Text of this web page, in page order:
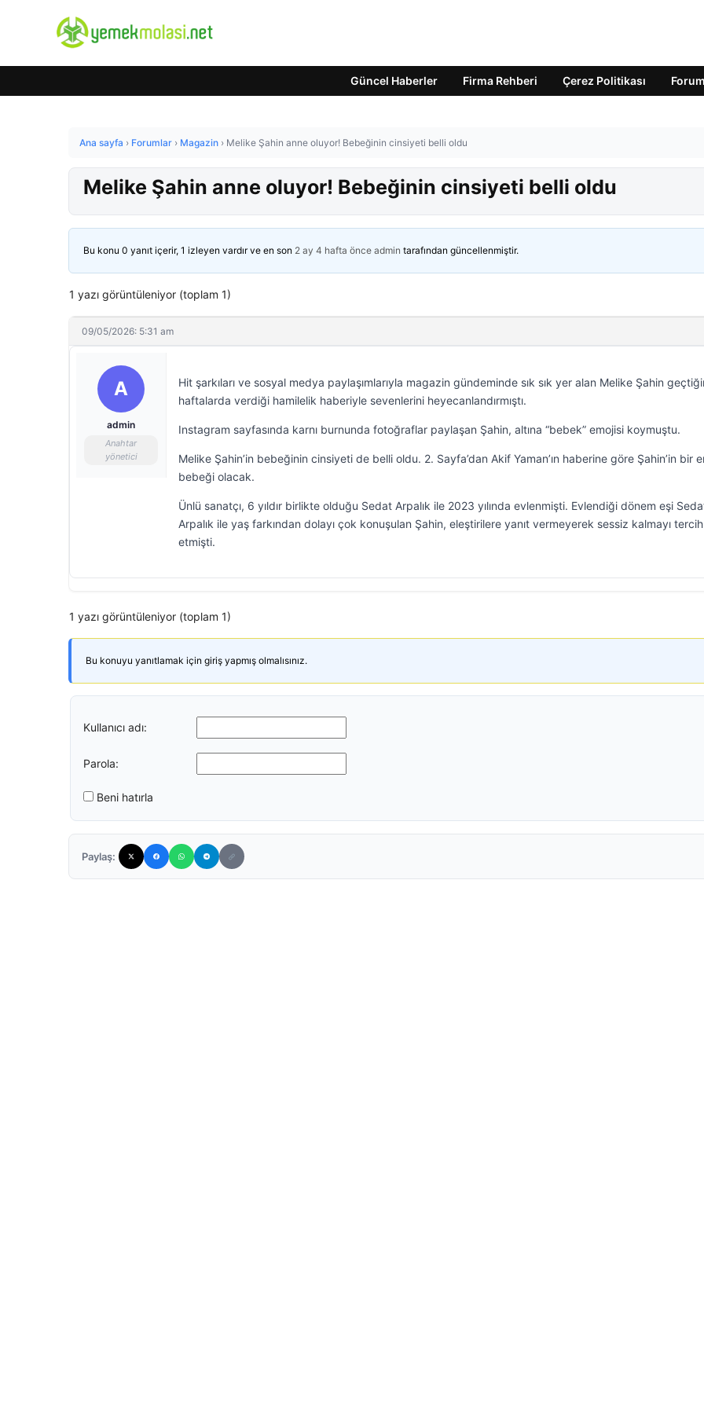
Güncel Haberler Firma Rehberi Çerez Politikası Forum
Ana sayfa › Forumlar › Magazin › Melike Şahin anne oluyor! Bebeğinin cinsiyeti belli oldu
Melike Şahin anne oluyor! Bebeğinin cinsiyeti belli oldu
Bu konu 0 yanıt içerir, 1 izleyen vardır ve en son 2 ay 4 hafta önce admin tarafından güncellenmiştir.
1 yazı görüntüleniyor (toplam 1)
09/05/2026: 5:31 am
A
admin
Anahtar
yönetici
Hit şarkıları ve sosyal medya paylaşımlarıyla magazin gündeminde sık sık yer alan Melike Şahin
haftalarda verdiği hamilelik haberiyle sevenlerini heyecanlandırmıştı.
Instagram sayfasında karnı burnunda fotoğraflar paylaşan Şahin, altına “bebek” emojisi koymuştu.
Melike Şahin’in bebeğinin cinsiyeti de belli oldu. 2. Sayfa’dan Akif Yaman’ın haberine göre Şahin’in bir
bebeği olacak.
Ünlü sanatçı, 6 yıldır birlikte olduğu Sedat Arpalık ile 2023 yılında evlenmişti. Evlendiği dönem eşi
Arpalık ile yaş farkından dolayı çok konuşulan Şahin, eleştirilere yanıt vermeyerek sessiz kalmayı tercih
etmişti.
1 yazı görüntüleniyor (toplam 1)
Bu konuyu yanıtlamak için giriş yapmış olmalısınız.
Kullanıcı adı:
Parola:
Beni hatırla
Paylaş: